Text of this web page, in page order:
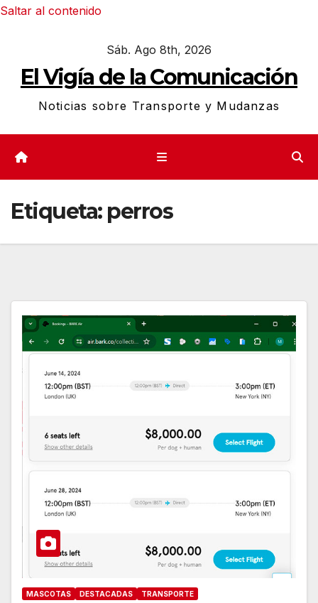
Saltar al contenido
Sáb. Ago 8th, 2026
El Vigía de la Comunicación
Noticias sobre Transporte y Mudanzas
Etiqueta: perros
MASCOTAS DESTACADAS TRANSPORTE